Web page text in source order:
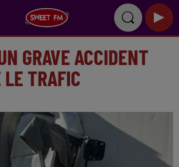
GRAVE ACCIDENT
TRAFIC